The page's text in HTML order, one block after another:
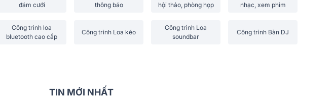
đám cưới
thông báo
hội thảo, phòng họp
nhạc, xem phim
Công trình loa
bluetooth cao cấp
Công trình Loa kéo
Công trình Loa
soundbar
Công trình Bàn DJ
TIN MỚI NHẤT